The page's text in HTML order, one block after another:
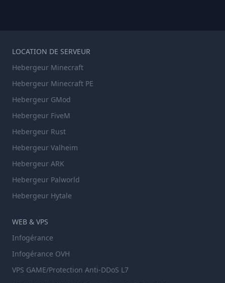
LOCATION DE SERVEUR
Hebergeur Minecraft
Hebergeur Minecraft PE
Hebergeur GMod
Hebergeur FiveM
Hebergeur Rust
Hebergeur Valheim
Hebergeur ARK
Hebergeur Palworld
Hebergeur Hytale
WEB & VPS
Infogérance
Infogérance OVH
VPS GAME/Protection Anti-DDoS L7